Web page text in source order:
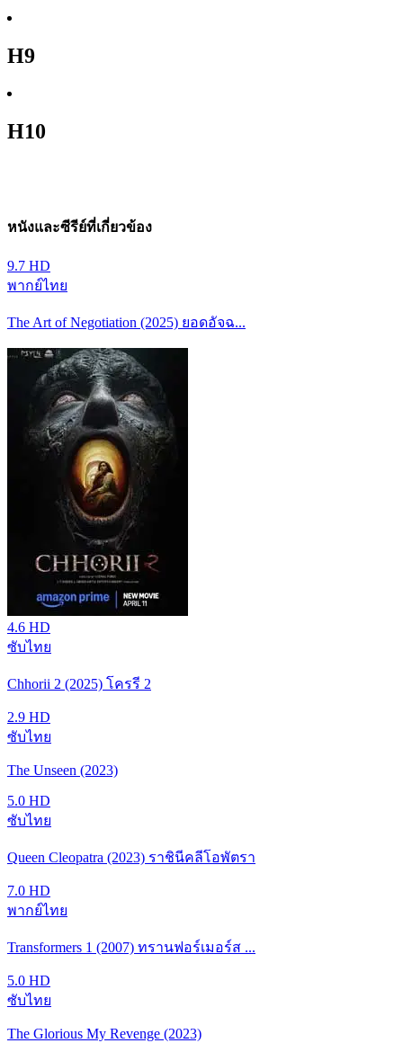
H9
H10
หนังและซีรีย์ที่เกี่ยวข้อง
9.7 HD
พากย์ไทย
The Art of Negotiation (2025) ยอดอัจฉ...
4.6 HD
ซับไทย
Chhorii 2 (2025) โครรี 2
2.9 HD
ซับไทย
The Unseen (2023)
5.0 HD
ซับไทย
Queen Cleopatra (2023) ราชินีคลีโอพัตรา
7.0 HD
พากย์ไทย
Transformers 1 (2007) ทรานฟอร์เมอร์ส ...
5.0 HD
ซับไทย
The Glorious My Revenge (2023)